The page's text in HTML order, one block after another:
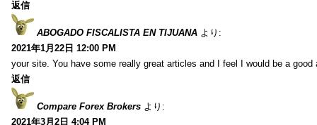
返信
ABOGADO FISCALISTA EN TIJUANA より:
2021年1月22日 12:00 PM
your site. You have some really great articles and I feel I would be a good
返信
Compare Forex Brokers より:
2021年3月2日 4:04 PM